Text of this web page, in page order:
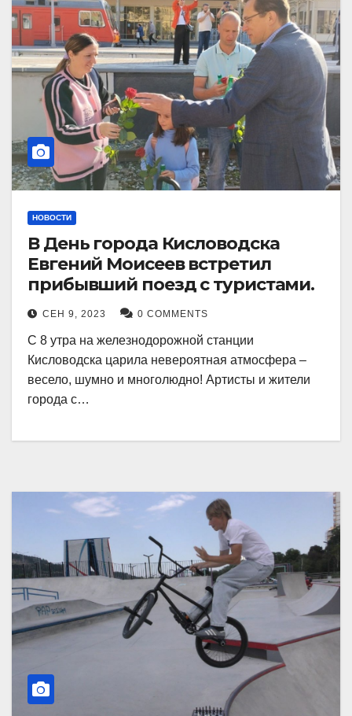
НОВОСТИ
В День города Кисловодска
Евгений Моисеев встретил
прибывший поезд с туристами.
СЕН 9, 2023 0 COMMENTS
С 8 утра на железнодорожной станции
Кисловодска царила невероятная атмосфера –
весело, шумно и многолюдно! Артисты и жители
города с…